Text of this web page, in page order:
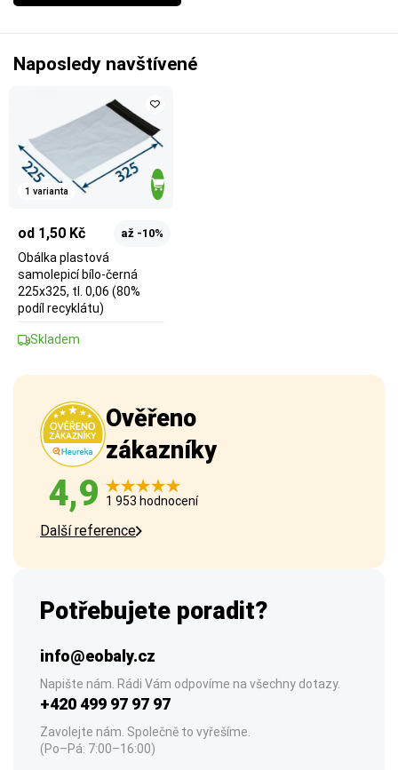
Naposledy navštívené
1 varianta
od 1,50 Kč až -10%
Obálka plastová
samolepicí bílo-černá
225x325, tl. 0,06 (80%
podíl recyklátu)
Skladem
Ověřeno
zákazníky
4,9 1 953 hodnocení
Další reference
Potřebujete poradit?
info@eobaly.cz
Napište nám. Rádi Vám odpovíme na všechny dotazy.
+420 499 97 97 97
Zavolejte nám. Společně to vyřešíme.
(Po–Pá: 7:00–16:00)